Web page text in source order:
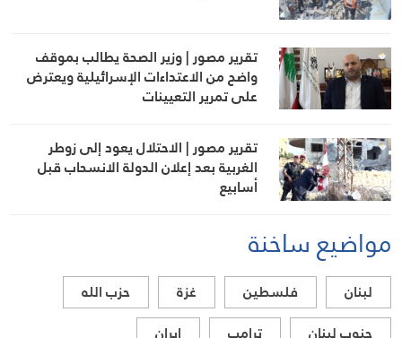
تقرير مصور | وزير الصحة يطالب بموقف
واضح من الاعتداءات الإسرائيلية ويعترض
على تمرير التعيينات
تقرير مصور | الاحتلال يعود إلى زوطر
الغربية بعد إعلان الدولة الانسحاب قبل
أسابيع
مواضيع ساخنة
لبنان فلسطين غزة
حزب الله